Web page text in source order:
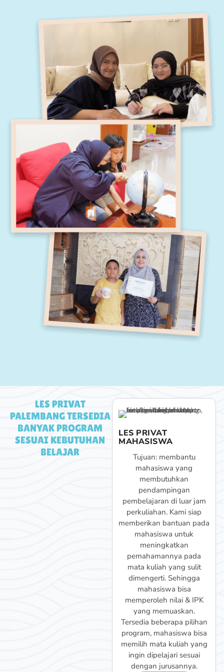
LES PRIVAT
PALEMBANG TERSEDIA
BANYAK PROGRAM
SESUAI KEBUTUHAN
BELAJAR
LES PRIVAT SMA
Program ini bertujuan
LES PRIVAT
MAHASISWA
Tujuan: membantu
mahasiswa yang
membutuhkan
pendampingan
pembelajaran di luar jam
perkuliahan. Kami siap
memberikan bantuan pada
mahasiswa untuk
meningkatkan
pemahamannya pada
mata kuliah yang sulit
dimengerti. Sehingga
mahasiswa bisa
memperoleh nilai & IPK
yang memuaskan.
Tersedia beberapa pilihan
program, mahasiswa bisa
memilih mata kuliah yang
ingin dipelajari sesuai
dengan jurusannya.